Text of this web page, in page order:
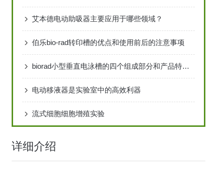
艾本德电动助吸器主要应用于哪些领域？
伯乐bio-rad转印槽的优点和使用前后的注意事项
biorad小型垂直电泳槽的四个组成部分和产品特点说明
电动移液器是实验室中的高效利器
流式细胞细胞增殖实验
详细介绍